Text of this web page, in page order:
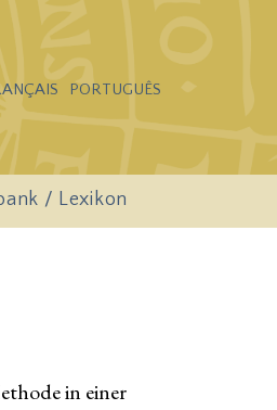
PORTUGUÊS
/ Lexikon
in einer